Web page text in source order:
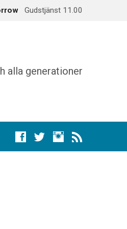
Gudstjänst 11.00
alla generationer